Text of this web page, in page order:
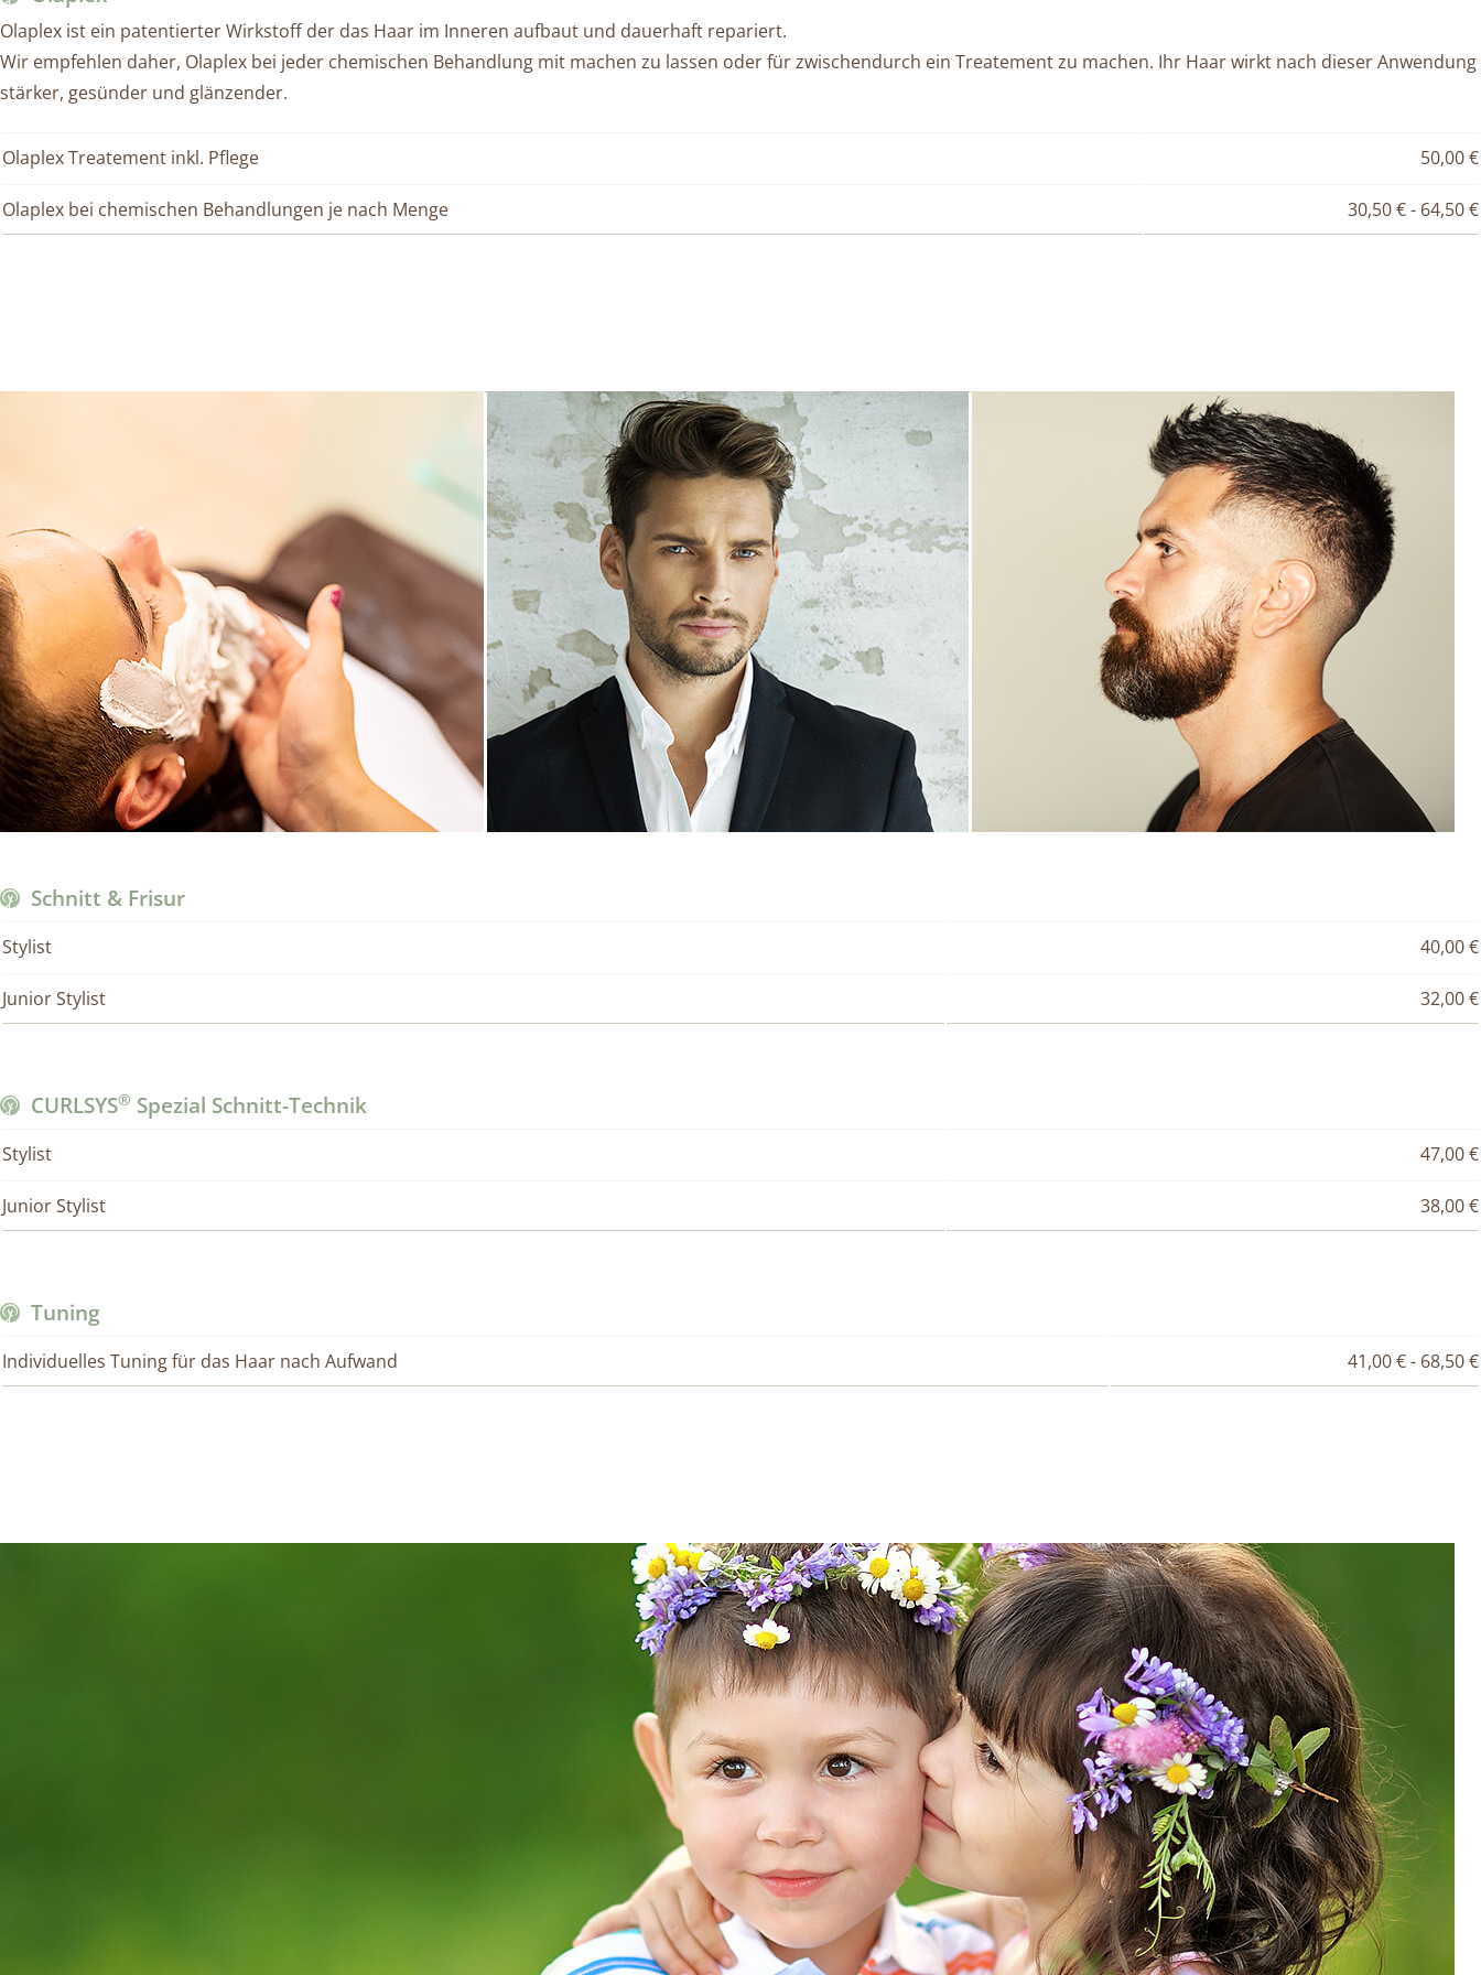
Olaplex ist ein patentierter Wirkstoff der das Haar im Inneren aufbaut und dauerhaft repariert.
Wir empfehlen daher, Olaplex bei jeder chemischen Behandlung mit machen zu lassen oder für zwischendurch ein Treatement zu machen. Ihr Haar wirkt nach dieser Anwendung
stärker, gesünder und glänzender.
Olaplex Treatement inkl. Pflege 50,00 €
Olaplex bei chemischen Behandlungen je nach Menge 30,50 € - 64,50 €
Schnitt & Frisur
Stylist 40,00 €
Junior Stylist 32,00 €
CURLSYS® Spezial Schnitt-Technik
Stylist 47,00 €
Junior Stylist 38,00 €
Tuning
Individuelles Tuning für das Haar nach Aufwand 41,00 € - 68,50 €